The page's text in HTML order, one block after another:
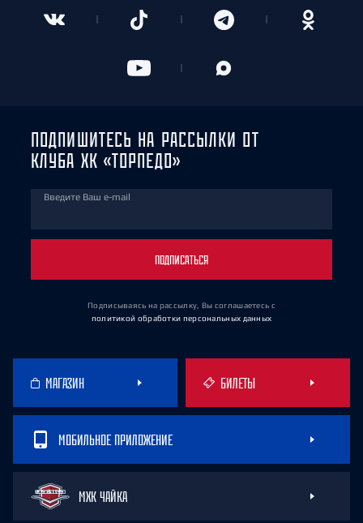
ПОДПИШИТЕСЬ НА РАССЫЛКИ ОТ
КЛУБА ХК «ТОРПЕДО»
Введите Ваш e-mail
ПОДПИСАТЬСЯ
Подписываясь на рассылку, Вы соглашаетесь с
политикой обработки персональных данных
МАГАЗИН БИЛЕТЫ
МОБИЛЬНОЕ ПРИЛОЖЕНИЕ
МХК ЧАЙКА